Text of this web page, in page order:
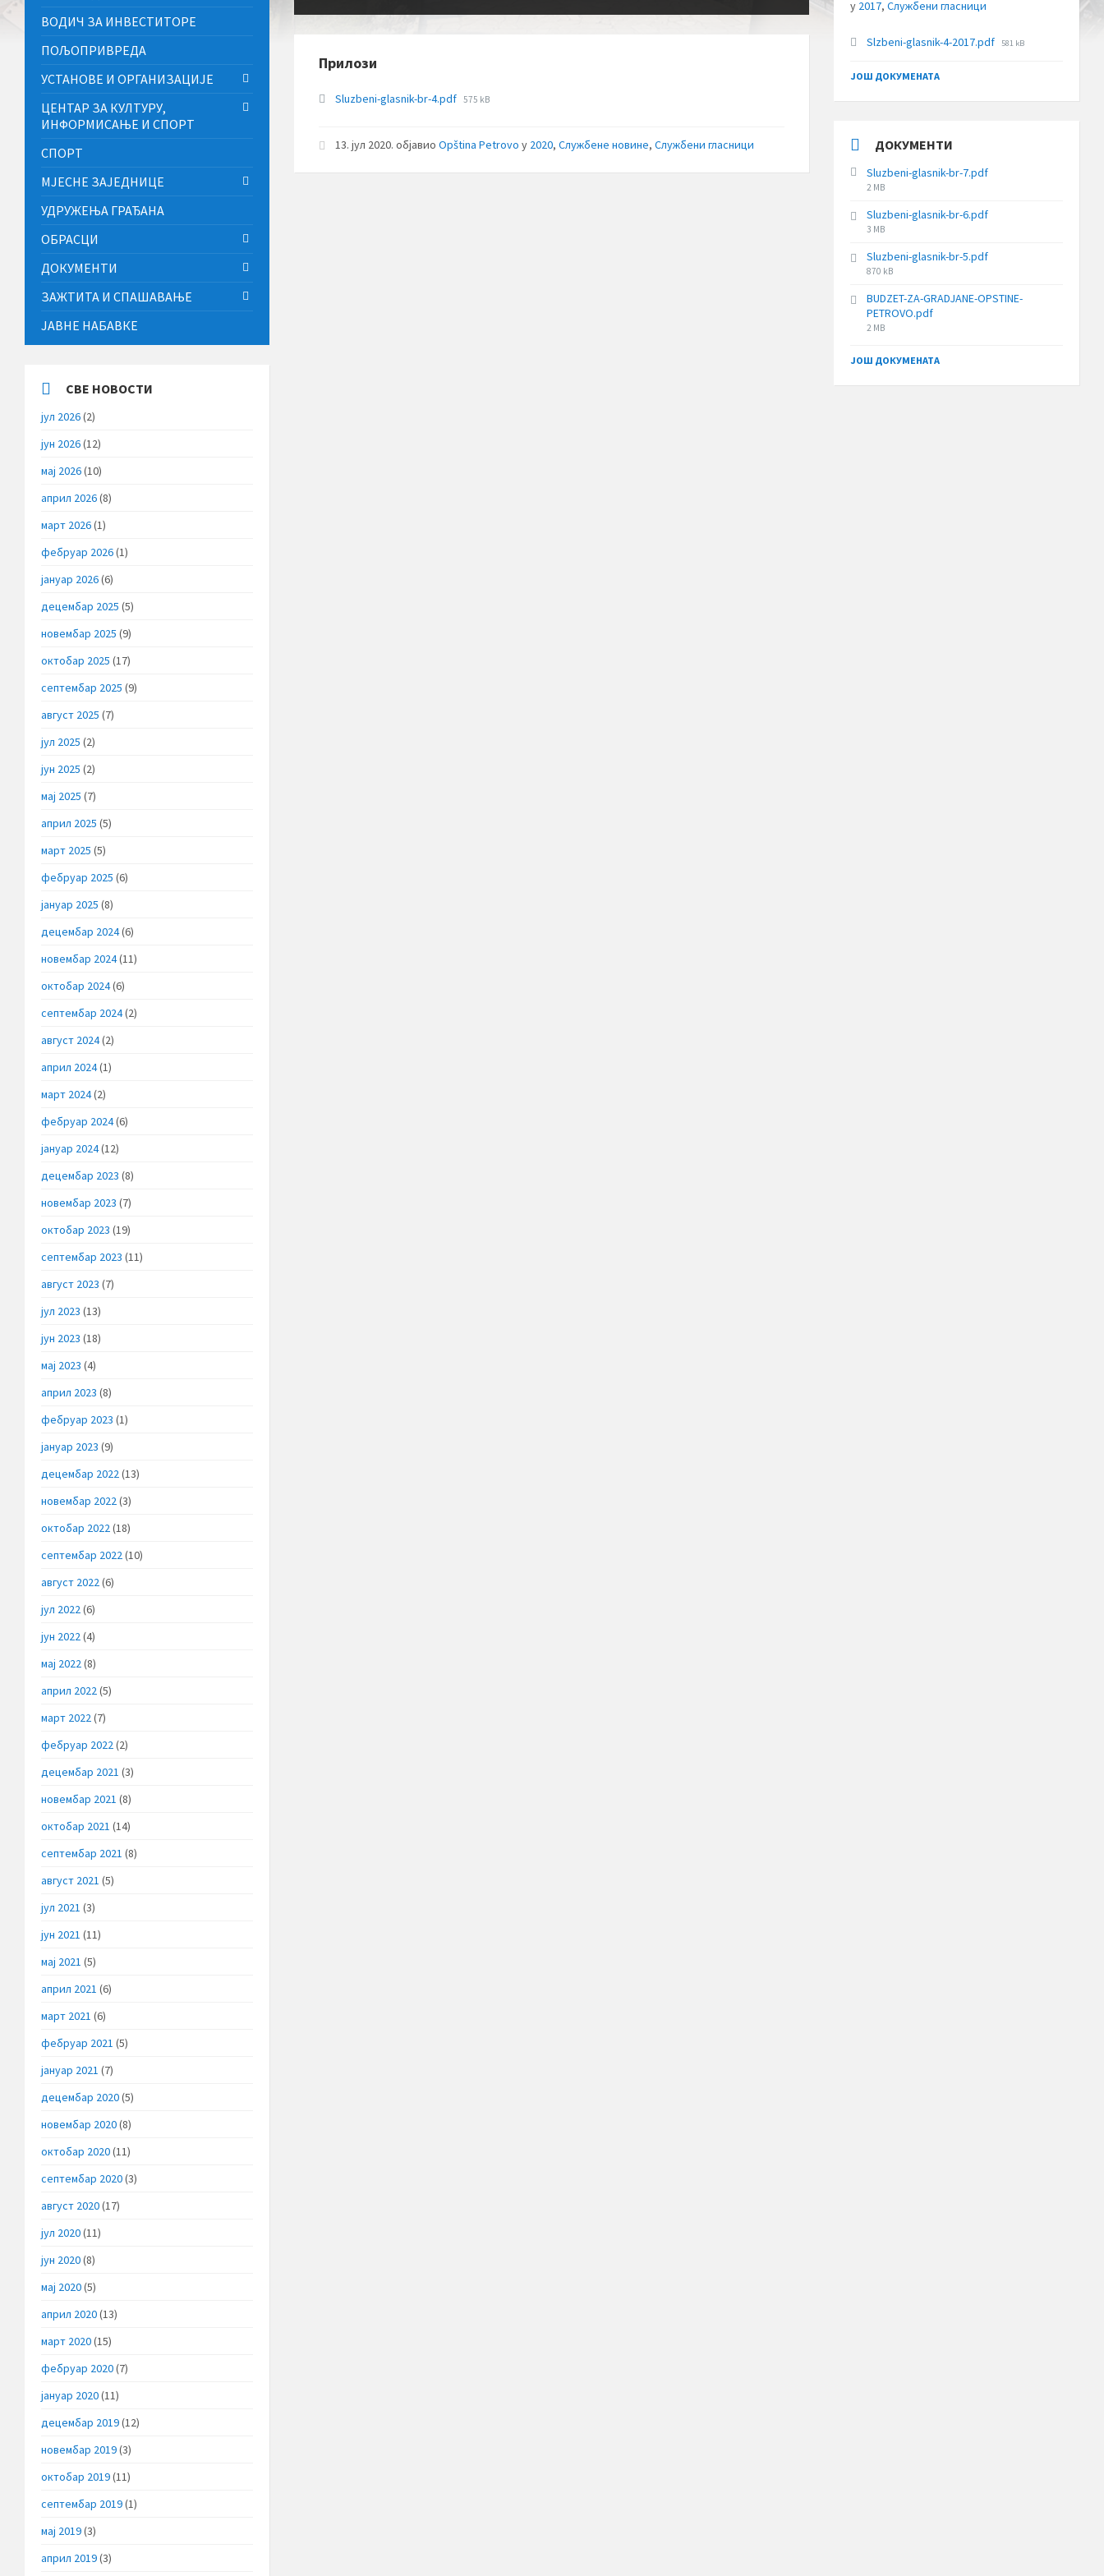
Прилози
Sluzbeni-glasnik-br-4.pdf File
575 kB
13. јул 2020.објавиоOpština Petrovo у 2020,Службене новине,Службени гласници
ВОДИЧ ЗА ИНВЕСТИТОРЕ
ПОЉОПРИВРЕДА
УСТАНОВЕ И ОРГАНИЗАЦИЈЕ
ЦЕНТАР ЗА КУЛТУРУ,
ИНФОРМИСАЊЕ И СПОРТ
СПОРТ
МЈЕСНЕ ЗАЈЕДНИЦЕ
УДРУЖЕЊА ГРАЂАНА
ОБРАСЦИ
ДОКУМЕНТИ
ЗАЖТИТА И СПАШАВАЊЕ
ЈАВНЕ НАБАВКЕ
СВЕ НОВОСТИ
јул 2026(2)
јун 2026(12)
мај 2026(10)
април 2026(8)
март 2026(1)
фебруар 2026(1)
јануар 2026(6)
децембар 2025 (5)
новембар 2025 (9)
октобар 2025 (17)
септембар 2025 (9)
август 2025 (7)
јул 2025 (2)
јун 2025 (2)
мај 2025 (7)
април 2025 (5)
март 2025 (5)
фебруар 2025 (6)
јануар 2025 (8)
децембар 2024(6)
новембар 2024(11)
октобар 2024(6)
септембар 2024(2)
август 2024(2)
април 2024(1)
март 2024(2)
фебруар 2024(6)
јануар 2024(12)
децембар 2023 (8)
новембар 2023 (7)
октобар 2023 (19)
септембар 2023 (11)
август 2023 (7)
јул 2023 (13)
јун 2023 (18)
мај 2023 (4)
април 2023 (8)
фебруар 2023 (1)
јануар 2023 (9)
децембар 2022(13)
новембар 2022(3)
октобар 2022(18)
септембар 2022(10)
август 2022(6)
јул 2022(6)
јун 2022(4)
мај 2022(8)
април 2022(5)
март 2022(7)
фебруар 2022(2)
децембар 2021 (3)
новембар 2021 (8)
октобар 2021 (14)
септембар 2021 (8)
август 2021 (5)
јул 2021 (3)
јун 2021 (11)
мај 2021 (5)
април 2021 (6)
март 2021 (6)
фебруар 2021 (5)
јануар 2021 (7)
децембар 2020(5)
новембар 2020(8)
октобар 2020(11)
септембар 2020(3)
август 2020(17)
јул 2020(11)
јун 2020(8)
мај 2020(5)
април 2020(13)
март 2020(15)
фебруар 2020(7)
јануар 2020(11)
децембар 2019(12)
новембар 2019(3)
октобар 2019(11)
септембар 2019(1)
мај 2019(3)
април 2019(3)
у 2017,Службени гласници
Slzbeni-glasnik-4-2017.pdf File
581 kB
ЈОШ ДОКУМЕНАТА
ДОКУМЕНТИ
Sluzbeni-glasnik-br-7.pdf
File
2 MB
Sluzbeni-glasnik-br-6.pdf
File
3 MB
Sluzbeni-glasnik-br-5.pdf
File
870 kB
BUDZET-ZA-GRADJANE-OPSTINE-
PETROVO.pdf
File
2 MB
ЈОШ ДОКУМЕНАТА